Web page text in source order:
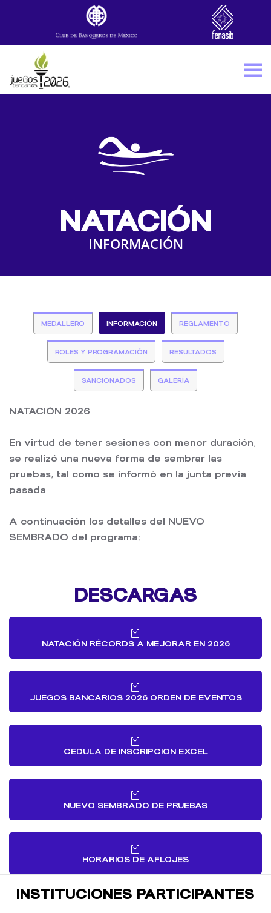
Skip to main content
NATACIÓN
INFORMACIÓN
MEDALLERO INFORMACIÓN REGLAMENTO
ROLES Y PROGRAMACIÓN RESULTADOS
SANCIONADOS GALERÍA
NATACIÓN 2026
En virtud de tener sesiones con menor duración,
se realizó una nueva forma de sembrar las
pruebas, tal como se informó en la junta previa
pasada
A continuación los detalles del NUEVO
SEMBRADO del programa:
DESCARGAS
NATACIÓN RÉCORDS A MEJORAR EN 2026
JUEGOS BANCARIOS 2026 ORDEN DE EVENTOS
CEDULA DE INSCRIPCION EXCEL
NUEVO SEMBRADO DE PRUEBAS
HORARIOS DE AFLOJES
INSTITUCIONES PARTICIPANTES